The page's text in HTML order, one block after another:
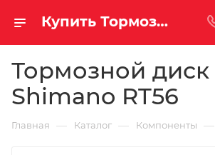
Купить Тормозной диск Shimano RT56 за рублей, а со скидкой
Тормозной диск
Shimano RT56
Главная — Каталог — Компоненты —